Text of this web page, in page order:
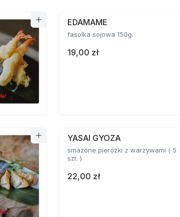
EDAMAME
fasolka sojowa 150g.
19,00 zł
YASAI GYOZA
smażone pierożki z warzywami ( 5
szt. )
22,00 zł